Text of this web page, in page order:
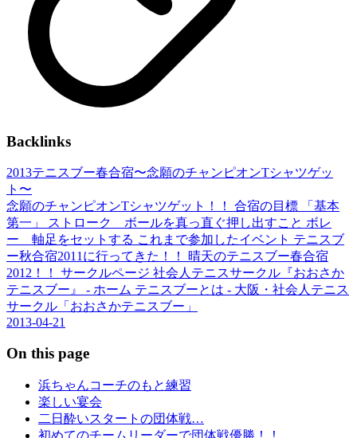
Backlinks
2013テニスブー春合宿〜念願のチャンピオンTシャツゲッ
ト〜
念願のチャンピオンTシャツゲット！！ 合宿の目標 「基本
第一」 ストローク ボールを真っ直ぐ押し出すこと ボレ
ー 軸足をセットする これまで参加したイベント テニスブ
ー秋合宿2011に行ってきた！！ 晴天のテニスブー春合宿
2012！！ サークルページ 社会人テニスサークル『おおさか
テニスブー』 - ホーム テニスブーとは - 大阪・社会人テニス
サークル「おおさかテニスブー」
2013-04-21
On this page
浜ちゃんコーチのもと練習
楽しい宴会
二日酔いスタートの団体戦…
初めてのチームリーダーで団体戦優勝！！